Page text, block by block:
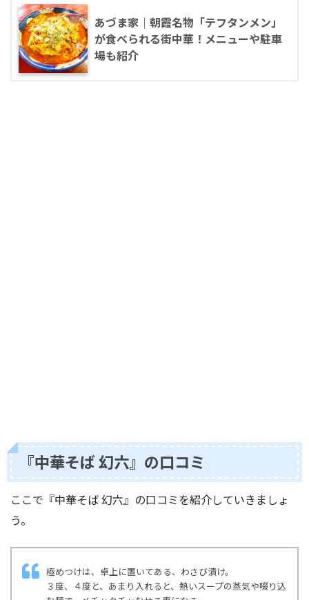
あづま家｜朝霞名物「テフタンメン」
が食べられる街中華！メニューや駐車
場も紹介
『中華そば 幻六』の口コミ
ここで『中華そば 幻六』の口コミを紹介していきましょ
う。
極めつけは、卓上に置いてある、わさび漬け。
３度、４度と、あまり入れると、熱いスープの蒸気や啜り込